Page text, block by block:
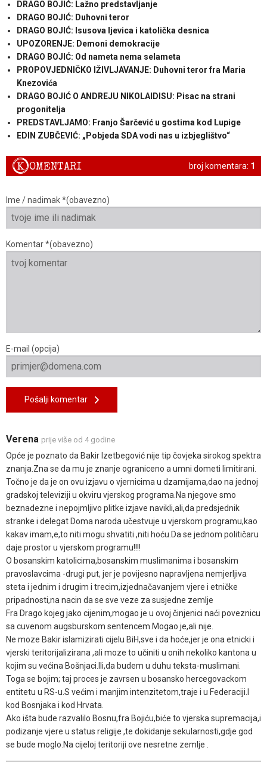
DRAGO BOJIĆ: ​Lažno predstavljanje
DRAGO BOJIĆ: Duhovni teror
DRAGO BOJIĆ: ​Isusova ljevica i katolička desnica
UPOZORENJE: Demoni demokracije
DRAGO BOJIĆ: ​Od nameta nema selameta
PROPOVJEDNIČKO IŽIVLJAVANJE: Duhovni teror fra Maria
Knezovića
DRAGO BOJIĆ O ANDREJU NIKOLAIDISU: Pisac na strani
progonitelja
PREDSTAVLJAMO: Franjo Šarčević u gostima kod Lupige
EDIN ZUBČEVIĆ: „Pobjeda SDA vodi nas u izbjeglištvo“
broj komentara: 1
KOMENTARI
Ime / nadimak *(obavezno)
Komentar *(obavezno)
E-mail (opcija)
Pošalji komentar
Verena prije više od 4 godine
Opće je poznato da Bakir Izetbegović nije tip čovjeka sirokog spektra
znanja.Zna se da mu je znanje ograniceno a umni dometi limitirani.
Točno je da je on ovu izjavu o vjernicima u dzamijama,dao na jednoj
gradskoj televiziji u okviru vjerskog programa.Na njegove smo
beznadezne i nepojmljivo plitke izjave navikli,ali,da predsjednik
stranke i delegat Doma naroda učestvuje u vjerskom programu,kao
kakav imam,e,to niti mogu shvatiti ,niti hoću.Da se jednom političaru
daje prostor u vjerskom programu!!!!
O bosanskim katolicima,bosanskim muslimanima i bosanskim
pravoslavcima -drugi put, jer je povijesno napravljena nemjerljiva
steta i jednim i drugim i trecim,izjednačavanjem vjere i etničke
pripadnosti,na nacin da se sve veze za susjedne zemlje
Fra Drago kojeg jako cijenim,mogao je u ovoj činjenici naći poveznicu
sa cuvenom augsburskom sentencem.Mogao je,ali nije.
Ne moze Bakir islamizirati cijelu BiH,sve i da hoće,jer je ona etnicki i
vjerski teritorijalizirana ,ali moze to učiniti u onih nekoliko kantona u
kojim su većina Bošnjaci.Ili,da budem u duhu teksta-muslimani.
Toga se bojim; taj proces je zavrsen u bosansko hercegovackom
entitetu u RS-u.S većim i manjim intenzitetom,traje i u Federaciji.I
kod Bosnjaka i kod Hrvata.
Ako išta bude razvalilo Bosnu,fra Bojiću,biće to vjerska supremacija,i
podizanje vjere u status religije ,te dokidanje sekularnosti,gdje god
se bude moglo.Na cijeloj teritoriji ove nesretne zemlje .